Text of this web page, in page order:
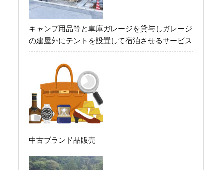
キャンプ用品等と車庫ガレージを貸与しガレージ
の建屋外にテントを設置して宿泊させるサービス
中古ブランド品販売